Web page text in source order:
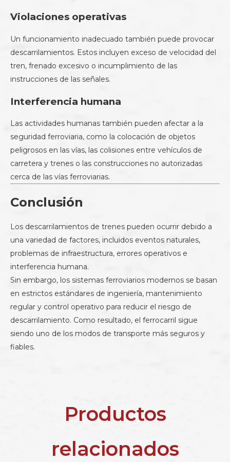
Violaciones operativas
Un funcionamiento inadecuado también puede provocar
descarrilamientos. Estos incluyen exceso de velocidad del
tren, frenado excesivo o incumplimiento de las
instrucciones de las señales.
Interferencia humana
Las actividades humanas también pueden afectar a la
seguridad ferroviaria, como la colocación de objetos
peligrosos en las vías, las colisiones entre vehículos de
carretera y trenes o las construcciones no autorizadas
cerca de las vías ferroviarias.
Conclusión
Los descarrilamientos de trenes pueden ocurrir debido a
una variedad de factores, incluidos eventos naturales,
problemas de infraestructura, errores operativos e
interferencia humana.
Sin embargo, los sistemas ferroviarios modernos se basan
en estrictos estándares de ingeniería, mantenimiento
regular y control operativo para reducir el riesgo de
descarrilamiento. Como resultado, el ferrocarril sigue
siendo uno de los modos de transporte más seguros y
fiables.
Productos
relacionados